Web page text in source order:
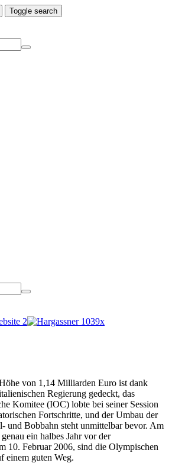
Toggle search
von 1,14 Milliarden Euro ist dank
Regierung gedeckt, das
Komitee (IOC) lobte bei seiner Session
Fortschritte, und der Umbau der
und Bobbahn steht unmittelbar bevor. Am
ein halbes Jahr vor der
10. Februar 2006, sind die Olympischen
einem guten Weg.